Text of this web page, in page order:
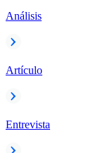
Análisis
Artículo
Entrevista